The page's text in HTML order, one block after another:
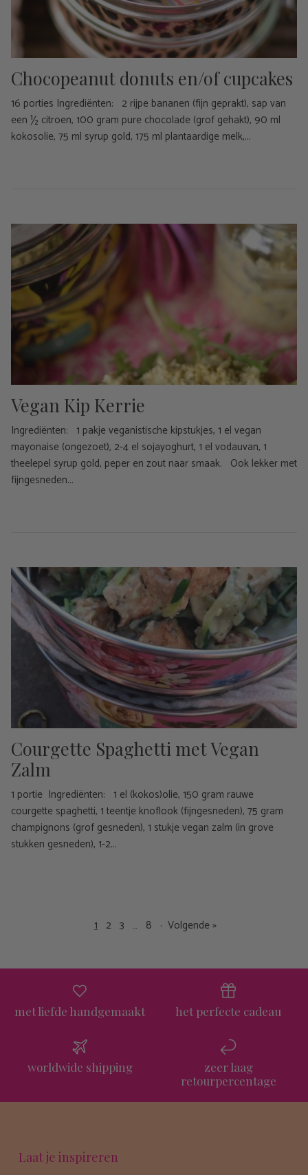
Chocopeanut donuts en/of cupcakes
16 porties Ingrediënten: 2 rijpe bananen (fijn geprakt), sap van
een ½ citroen, 100 gram pure chocolade (grof gehakt), 90 ml
kokosolie, 75 ml syrup gold, 175 ml plantaardige melk,...
Vegan Kip Kerrie
Ingrediënten: 1 pakje veganistische kipstukjes, 1 el vegan
mayonaise (ongezoet), 2-4 el sojayoghurt, 1 el vodauvan, 1
theelepel syrup gold, peper en zout naar smaak. Ook lekker met
fijngesneden...
Courgette Spaghetti met Vegan
Zalm
1 portie Ingrediënten: 1 el (kokos)olie, 150 gram rauwe
courgette spaghetti, 1 teentje knoflook (fijngesneden), 75 gram
champignons (grof gesneden), 1 stukje vegan zalm (in grove
stukken gesneden), 1-2...
1 2 3 … 8 · Volgende »
met liefde handgemaakt het perfecte cadeau
worldwide shipping
zeer laag
retourpercentage
Laat je inspireren